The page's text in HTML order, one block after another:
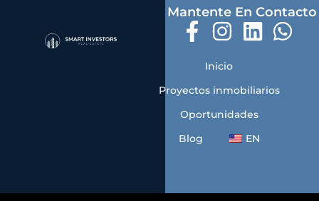
Inicio
Proyectos inmobiliarios
Oportunidades
Blog EN
Mantente En Contacto